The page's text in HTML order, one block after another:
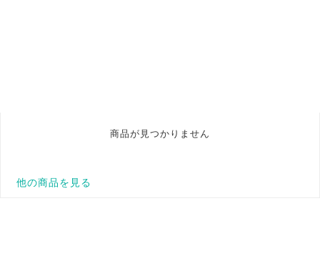
商品が見つかりません
他の商品を見る